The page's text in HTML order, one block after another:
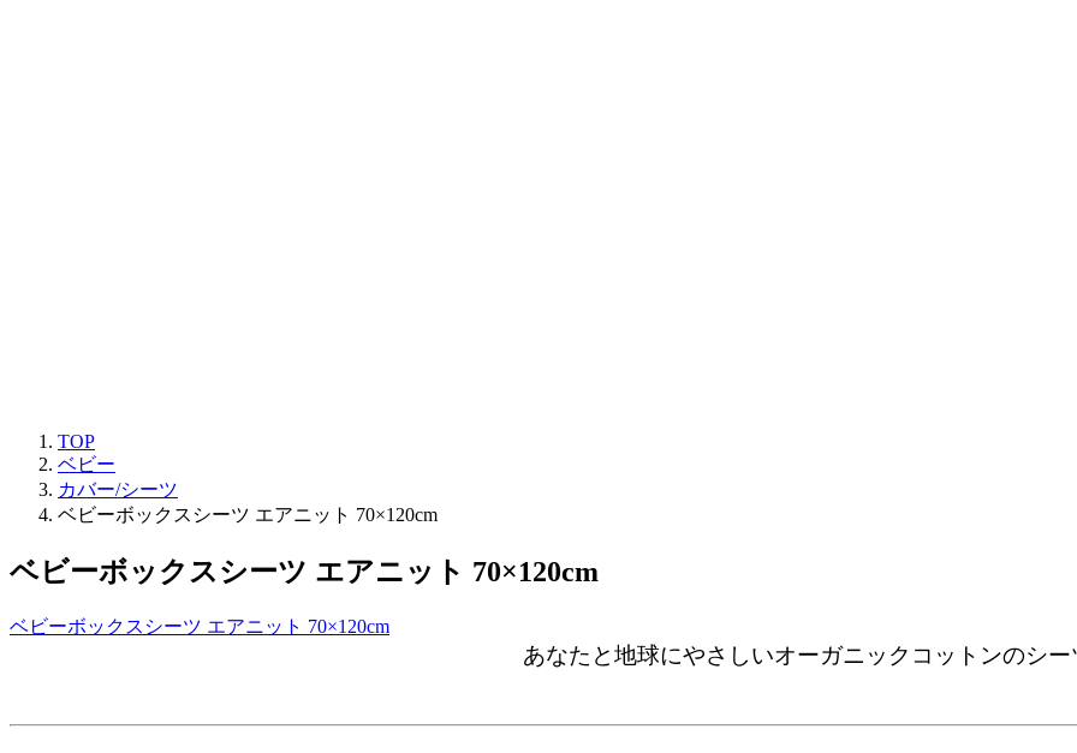
TOP
ベビー
カバー/シーツ
ベビーボックスシーツ エアニット 70×120cm
ベビーボックスシーツ エアニット 70×120cm
ベビーボックスシーツ エアニット 70×120cm
あなたと地球にやさしいオーガニックコットンのシー